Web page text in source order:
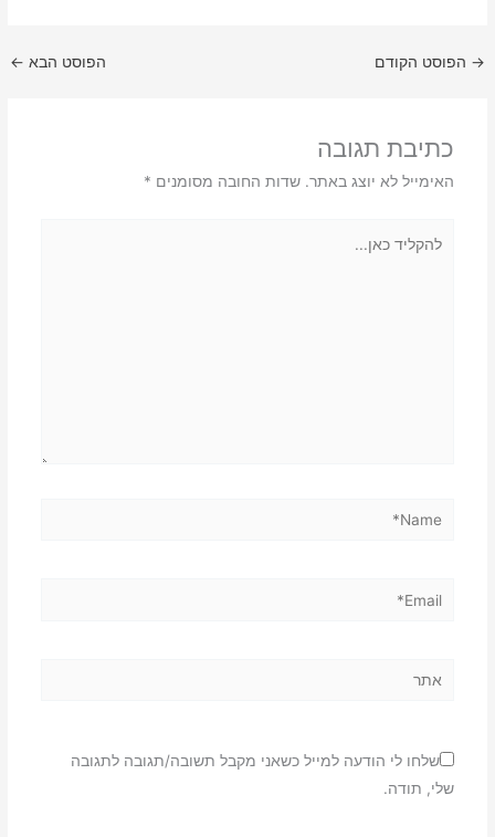
→ הפוסט הקודם הפוסט הבא ←
כתיבת תגובה
האימייל לא יוצג באתר. שדות החובה מסומנים *
Email*
שלחו לי הודעה למייל כשאני מקבל תשובה/תגובה לתגובה
שלי, תודה.